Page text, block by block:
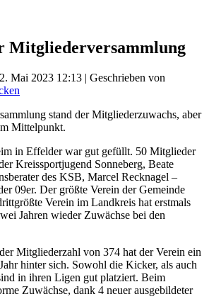
Mitgliederversammlung
Mai 2023 12:13 | Geschrieben von
stand der Mitgliederzuwachs, aber
Mittelpunkt.
in Effelder war gut gefüllt. 50 Mitglieder
Kreissportjugend Sonneberg, Beate
des KSB, Marcel Recknagel –
09er. Der größte Verein der Gemeinde
Verein im Landkreis hat erstmals
Jahren wieder Zuwächse bei den
Mitgliederzahl von 374 hat der Verein ein
hinter sich. Sowohl die Kicker, als auch
in ihren Ligen gut platziert. Beim
Zuwächse, dank 4 neuer ausgebildeter